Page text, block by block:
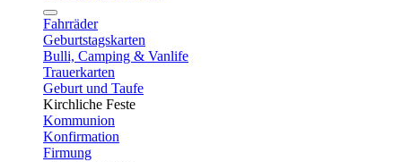
Fahrräder
Geburtstagskarten
Bulli, Camping & Vanlife
Trauerkarten
Geburt und Taufe
Kirchliche Feste
Kommunion
Konfirmation
Firmung